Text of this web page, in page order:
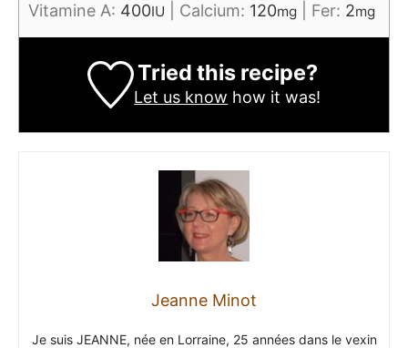
Vitamine A: 400IU Calcium: 120mg Fer: 2mg
Tried this recipe?
Let us know how it was!
Jeanne Minot
Je suis JEANNE, née en Lorraine, 25 années dans le vexin